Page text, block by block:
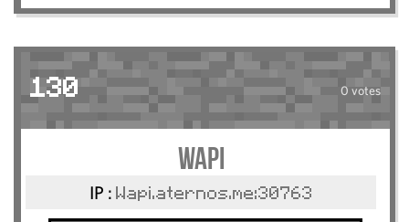
130 0 votes
Wapi
IP : Wapi.aternos.me:30763